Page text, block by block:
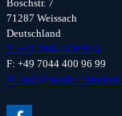
Boschstr. 7
71287 Weissach
Deutschland
T: +49 7044 400 96 0
F: +49 7044 400 96 99
M: info@sander-